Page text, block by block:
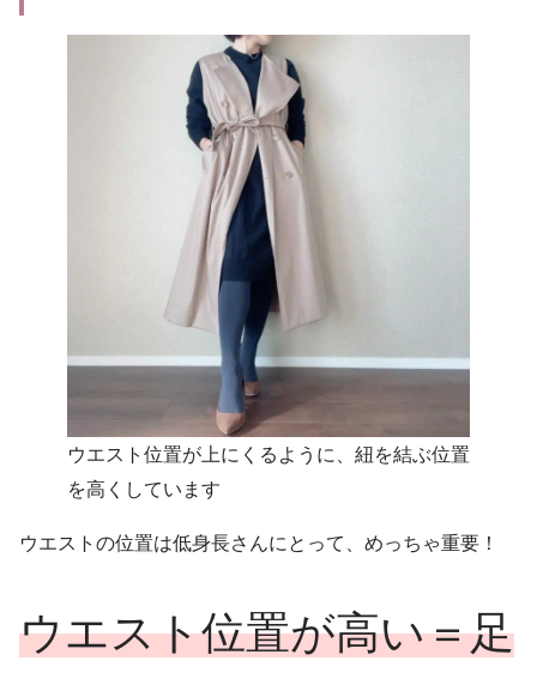
ウエスト位置が上にくるように、紐を結ぶ位置
を高くしています
ウエストの位置は低身長さんにとって、めっちゃ重要！
ウエスト位置が高い＝足